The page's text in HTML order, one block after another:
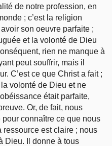
de notre profession, en
; c’est la religion
son oeuvre parfaite ;
et la volonté de Dieu
rien ne manque à
peut souffrir, mais il
C’est ce que Christ a fait ;
volonté de Dieu et ne
était parfaite,
Or, de fait, nous
connaître ce que nous
ressource est claire ; nous
Dieu. Il donne à tous